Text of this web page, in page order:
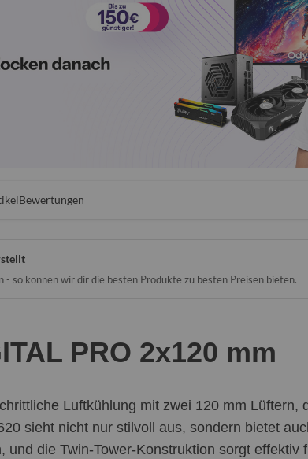
Bewertungen
so können wir dir die besten Produkte zu besten Preisen bieten.
PRO 2x120 mm
Luftkühlung mit zwei 120 mm
sieht nicht nur stilvoll aus, sondern bietet
die Twin-Tower-Konstruktion sorgt